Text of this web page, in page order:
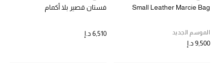
Small Leather Marcie Bag
الموسم الجديد
9,500 د.إ
فستان قصير بلا أكمام
6,510 د.إ